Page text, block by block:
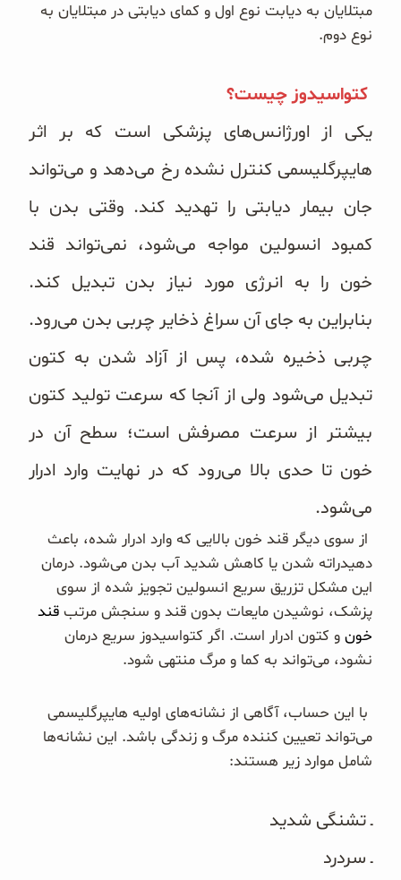
مبتلایان به دیابت نوع اول و کمای دیابتی در مبتلایان به
نوع دوم.
کتواسیدوز چیست؟
یکی از اورژانس‌های پزشکی است که بر اثر
هایپرگلیسمی کنترل نشده رخ می‌دهد و می‌تواند
جان بیمار دیابتی را تهدید کند. وقتی بدن با
کمبود انسولین مواجه می‌شود، نمی‌تواند قند
خون را به انرژی مورد نیاز بدن تبدیل کند.
بنابراین به جای آن سراغ ذخایر چربی بدن می‌رود.
چربی ذخیره ‌شده، پس از آزاد شدن به کتون
تبدیل می‌شود ولی از آنجا که سرعت تولید کتون
بیشتر از سرعت مصرفش است؛ سطح آن در
خون تا حدی بالا می‌رود که در نهایت وارد ادرار
می‌شود.
از سوی دیگر قند خون بالایی که وارد ادرار شده، باعث
دهیدراته شدن یا کاهش شدید آب بدن می‌شود. درمان
این مشکل تزریق سریع انسولین تجویز شده از سوی
پزشک، نوشیدن مایعات بدون قند و سنجش مرتب قند
خون و کتون ادرار است. اگر کتواسیدوز سریع درمان
نشود، می‌تواند به کما و مرگ منتهی شود.
با این حساب، آگاهی از نشانه‌های اولیه هایپرگلیسمی
می‌تواند تعیین کننده مرگ و زندگی باشد. این نشانه‌ها
شامل موارد زیر هستند:
ـ تشنگی شدید
ـ سردرد